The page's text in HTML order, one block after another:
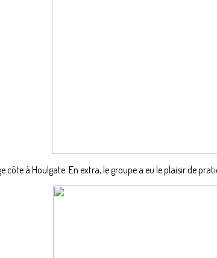
côte à Houlgate. En extra, le groupe a eu le plaisir de